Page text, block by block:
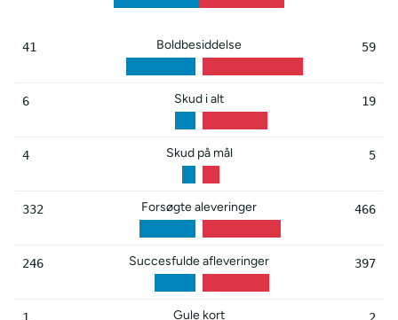
41 Boldbesiddelse 59
6 Skud i alt 19
4 Skud på mål 5
332 Forsøgte aleveringer 466
246 Succesfulde afleveringer 397
Gule kort